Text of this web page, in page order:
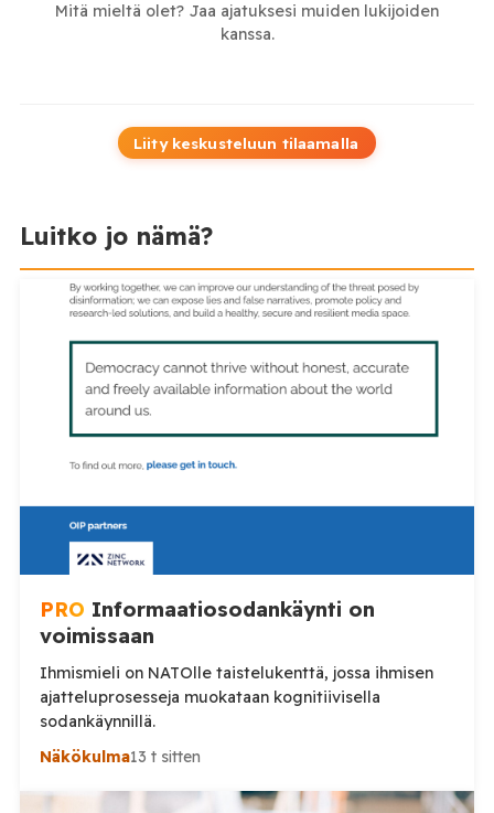
Mitä mieltä olet? Jaa ajatuksesi muiden lukijoiden
kanssa.
Liity keskusteluun tilaamalla
Luitko jo nämä?
PRO Informaatiosodankäynti on
voimissaan
Ihmismieli on NATOlle taistelukenttä, jossa ihmisen
ajatteluprosesseja muokataan kognitiivisella
sodankäynnillä.
Näkökulma13 t sitten